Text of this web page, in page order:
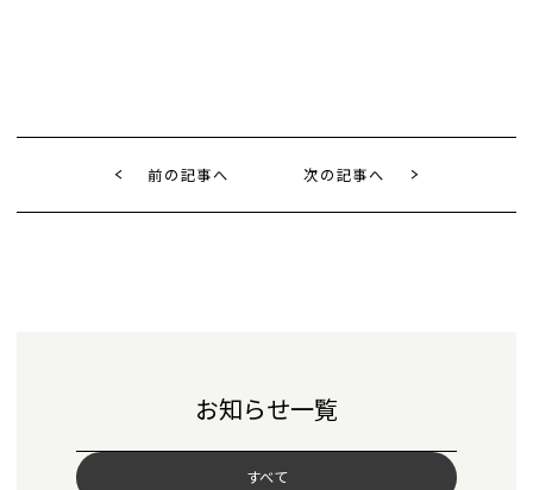
前の記事へ 次の記事へ
お知らせ一覧
すべて